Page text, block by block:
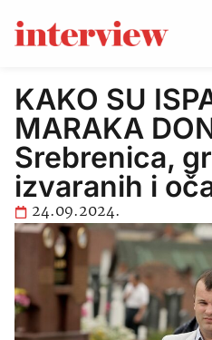
KAKO SU
MARAKA
Srebrenica,
izvaranih i
24.09.2024.